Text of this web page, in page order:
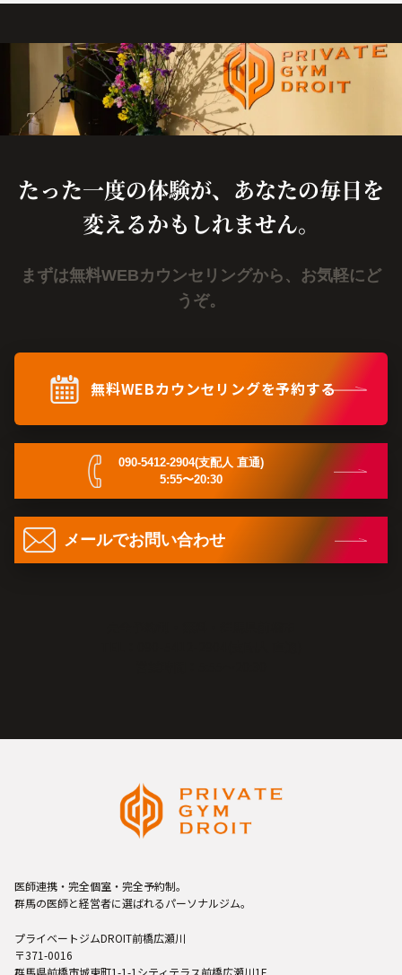
たった一度の体験が、あなたの毎日を
変えるかもしれません。
まずは無料WEBカウンセリングから、お気軽にど
うぞ。
無料WEBカウンセリングを予約する
090-5412-2904(支配人 直通)
5:55〜20:30
メールでお問い合わせ
医師連携・完全個室・完全予約制。
群馬の医師と経営者に選ばれるパーソナルジム。
プライベートジムDROIT前橋広瀬川
〒371-0016